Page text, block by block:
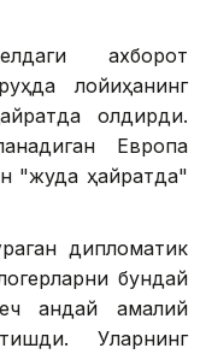
ахборот
лойиҳанинг
қолдирди.
Европа
"жуда ҳайратда"
дипломатик
бундай
қандай амалий
Уларнинг